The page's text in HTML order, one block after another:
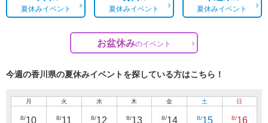
夏休みイベント
夏休みイベント
夏休みイベント
お盆休みのイベント
今週の香川県の夏休みイベントを探している方はこちら！
月
8/10
火
8/11
水
8/12
木
8/13
金
8/14
土
8/15
日
8/16